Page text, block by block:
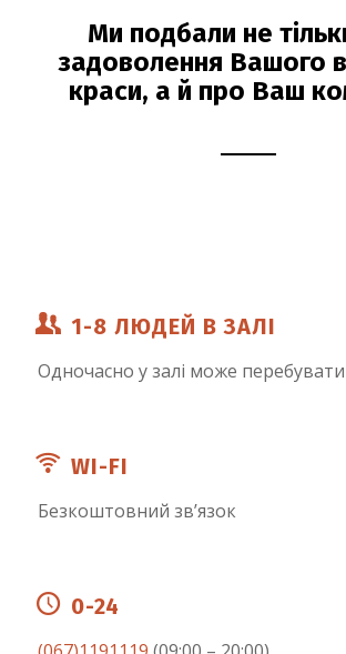
Ми подбали не
задоволення Вашого
краси, а й про Ваш
1-8 ЛЮДЕЙ В ЗАЛІ
Одночасно у залі може перебувати
WI-FI
Безкоштовний зв’язок
0-24